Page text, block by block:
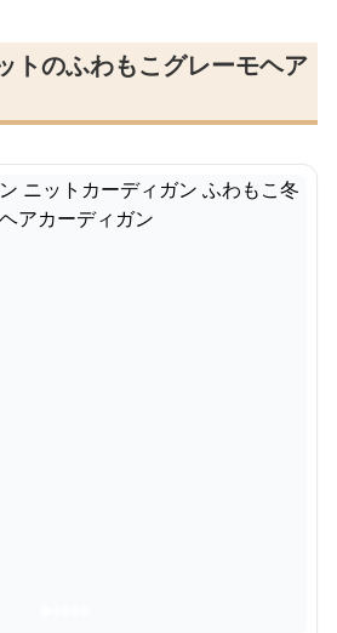
トのふわもこグレーモヘア